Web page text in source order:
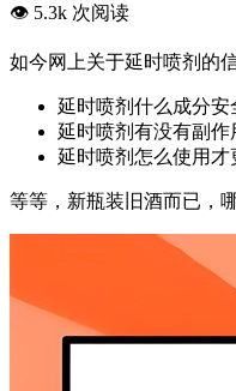
👁️ 5.3k 次阅读
如今网上关于延时喷剂的
延时喷剂什么成分安
延时喷剂有没有副作
延时喷剂怎么使用才
等等，新瓶装旧酒而已，